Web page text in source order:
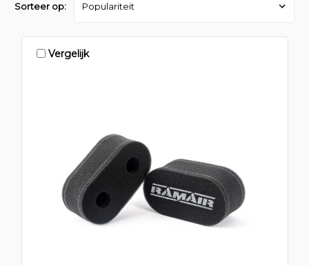
Sorteer op:
Vergelijk